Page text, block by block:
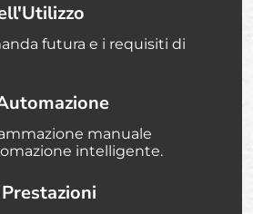
futura e i requisiti di
manuale
intelligente.